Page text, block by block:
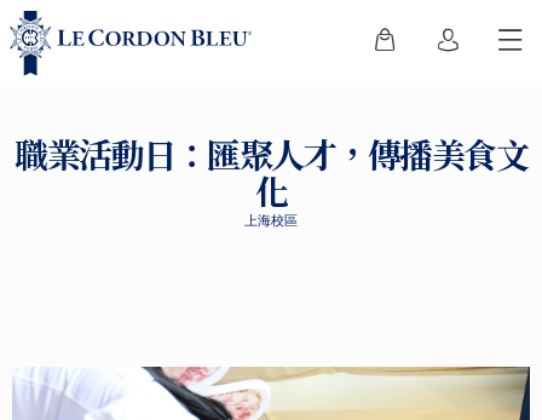
職業活動日：匯聚人才，傳播美食文
化
上海校區